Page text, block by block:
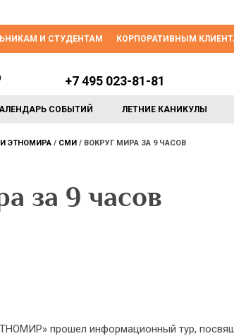
И СТУДЕНТАМ КОРПОРАТИВНЫМ
СОБЫТИЙ ЛЕТНИЕ КАНИКУЛЫ
+7 495 023-81-81
ЭТНОМИРА СМИ ВОКРУГ МИРА ЗА 9 ЧАСОВ
за 9 часов
прошел информационный тур,